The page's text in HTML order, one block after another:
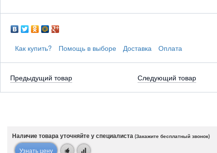
Как купить? Помощь в выборе Доставка Оплата
Следующий товар
Предыдущий товар
Наличие товара уточняйте у специалиста (Закажите бесплатный звонок)
Узнать цену